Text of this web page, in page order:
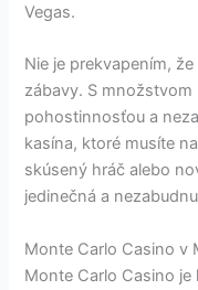
Vegas.
Nie je prekvapením,
zábavy. S
pohostinnosťou a
kasína, ktoré musíte
skúsený hráč alebo
jedinečná a
Monte Carlo Casino v
Monte Carlo Casino